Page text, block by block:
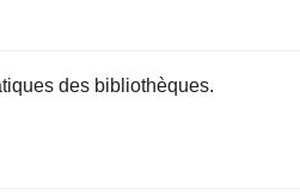
des bibliothèques.